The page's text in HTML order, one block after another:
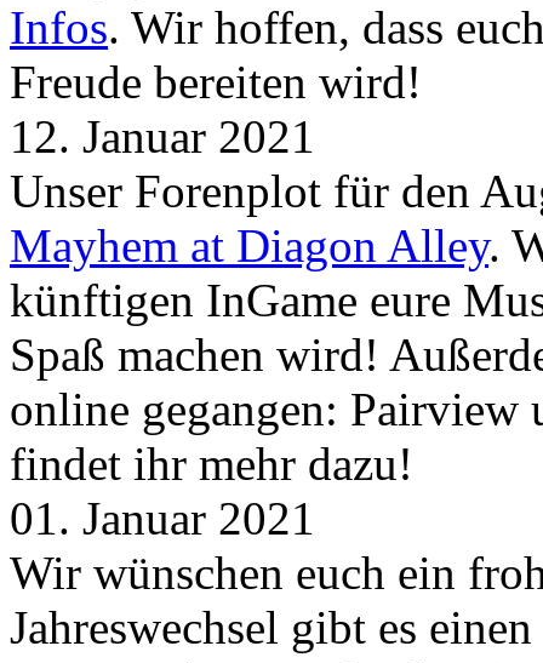
Infos. Wir hoffen, dass
Freude bereiten wird!
12. Januar 2021
Unser Forenplot für den
Mayhem at Diagon Alley.
künftigen InGame eure
Spaß machen wird!
online gegangen:
findet ihr mehr dazu!
01. Januar 2021
Wir wünschen euch ein
Jahreswechsel gibt es einen